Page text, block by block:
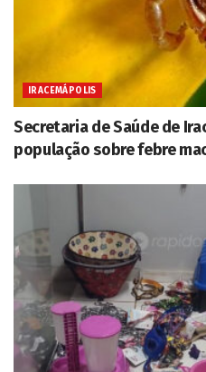
IRACEMÁPOLIS
Secretaria de Saúde de
população sobre febre